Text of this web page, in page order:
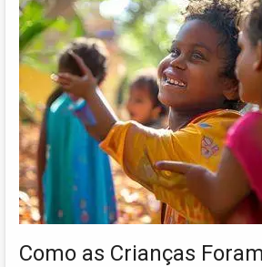
Como as Crianças